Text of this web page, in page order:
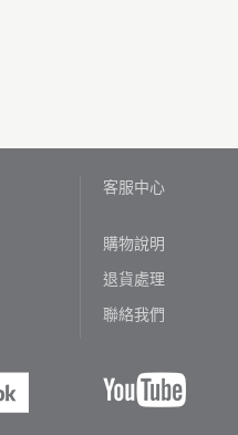
客服中心
購物說明
退貨處理
聯絡我們